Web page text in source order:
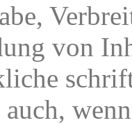
von